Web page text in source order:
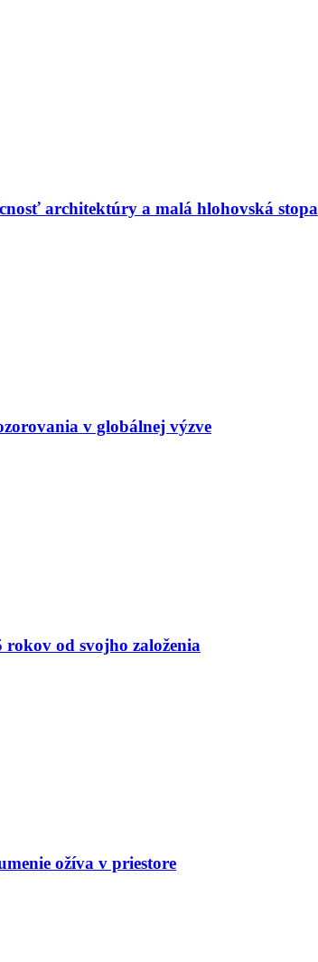
architektúry a malá hlohovská stopa
v globálnej výzve
od svojho založenia
ožíva v priestore